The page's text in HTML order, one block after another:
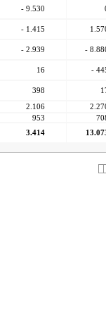
- 9.530
- 1.415
- 2.939
-
16
-
398
2.106
953
3.414